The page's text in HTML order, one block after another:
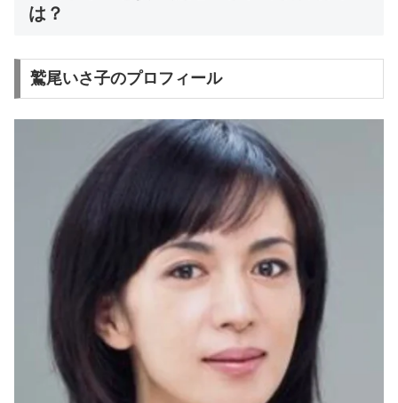
は？
鷲尾いさ子のプロフィール